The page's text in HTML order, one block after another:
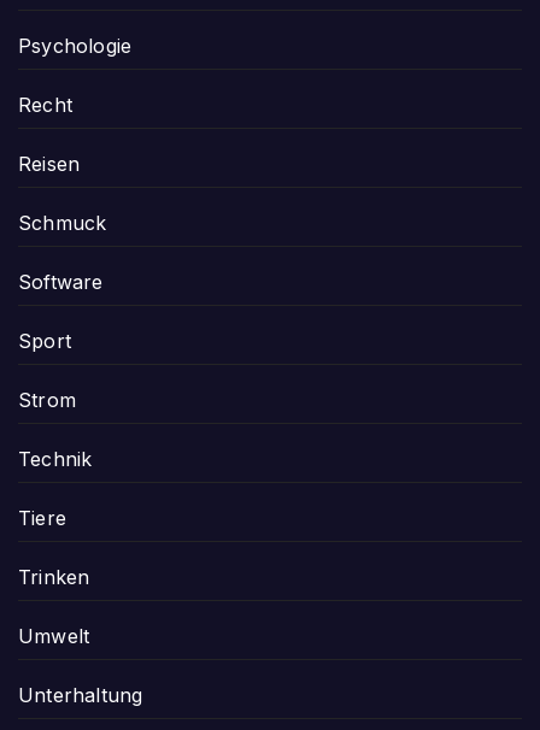
Psychologie
Recht
Reisen
Schmuck
Software
Sport
Strom
Technik
Tiere
Trinken
Umwelt
Unterhaltung